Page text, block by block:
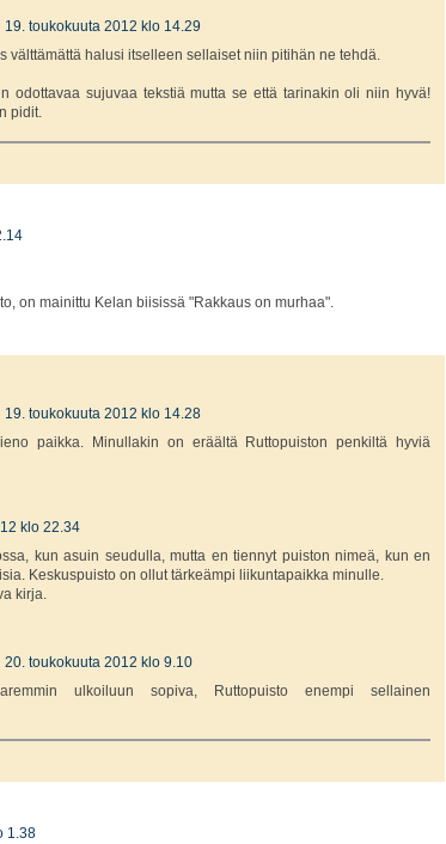
19. toukokuuta 2012 klo 14.29
välttämättä halusi itselleen sellaiset niin pitihän ne tehdä.
odottavaa sujuvaa tekstiä mutta se että tarinakin oli niin hyvä!
pidit.
on mainittu Kelan biisissä "Rakkaus on murhaa".
19. toukokuuta 2012 klo 14.28
paikka. Minullakin on eräältä Ruttopuiston penkiltä hyviä
klo 22.34
kun asuin seudulla, mutta en tiennyt puiston nimeä, kun en
Keskuspuisto on ollut tärkeämpi liikuntapaikka minulle.
kirja.
20. toukokuuta 2012 klo 9.10
ulkoiluun sopiva, Ruttopuisto enempi sellainen
1.38